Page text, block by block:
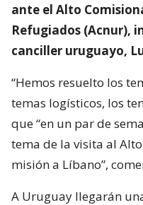
ante el Alto
Refugiados (Acnur),
canciller uruguayo,
“Hemos resuelto los
temas logísticos, los
que “en un par de
tema de la visita al
misión a Líbano”,
A Uruguay llegarán